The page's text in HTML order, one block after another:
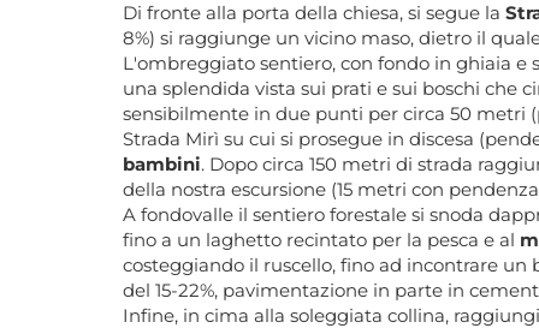
Di fronte alla porta della chiesa, si segue la
8%) si raggiunge un vicino maso, dietro il
L'ombreggiato sentiero, con fondo in ghiaia e
una splendida vista sui prati e sui boschi che
sensibilmente in due punti per circa 50 metri
Strada Mirì su cui si prosegue in discesa
bambini. Dopo circa 150 metri di strada
della nostra escursione (15 metri con pendenza
A fondovalle il sentiero forestale si snoda
fino a un laghetto recintato per la pesca e al
costeggiando il ruscello, fino ad incontrare un
del 15-22%, pavimentazione in parte in
Infine, in cima alla soleggiata collina,